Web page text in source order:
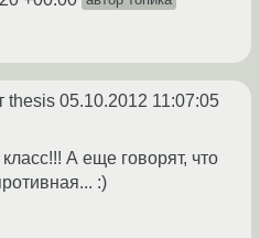
thesis 05.10.2012 11:07:05
А еще говорят, что
:)